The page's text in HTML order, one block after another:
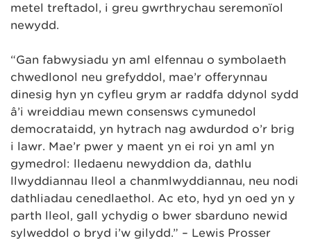
metel treftadol, i greu gwrthrychau seremonïol
newydd.
“Gan fabwysiadu yn aml elfennau o symbolaeth
chwedlonol neu grefyddol, mae’r offerynnau
dinesig hyn yn cyfleu grym ar raddfa ddynol sydd
â’i wreiddiau mewn consensws cymunedol
democrataidd, yn hytrach nag awdurdod o’r brig
i lawr. Mae’r pŵer y maent yn ei roi yn aml yn
gymedrol: lledaenu newyddion da, dathlu
llwyddiannau lleol a chanmlwyddiannau, neu nodi
dathliadau cenedlaethol. Ac eto, hyd yn oed yn y
parth lleol, gall ychydig o bŵer sbarduno newid
sylweddol o bryd i’w gilydd.” – Lewis Prosser